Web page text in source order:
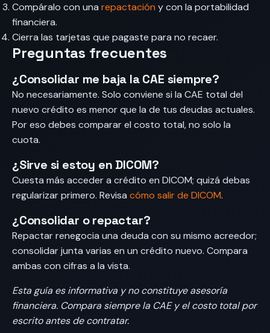
Compáralo con una repactación y con la portabilidad
financiera.
Cierra las tarjetas que pagaste para no recaer.
Preguntas frecuentes
¿Consolidar me baja la CAE siempre?
No necesariamente. Solo conviene si la CAE total del
nuevo crédito es menor que la de tus deudas actuales.
Por eso debes comparar el costo total, no solo la
cuota.
¿Sirve si estoy en DICOM?
Cuesta más acceder a crédito en DICOM; quizá debas
regularizar primero. Revisa cómo salir de DICOM.
¿Consolidar o repactar?
Repactar renegocia una deuda con su mismo acreedor;
consolidar junta varias en un crédito nuevo. Compara
ambas con cifras a la vista.
Esta guía es informativa y no constituye asesoría
financiera. Compara siempre la CAE y el costo total por
escrito antes de contratar.